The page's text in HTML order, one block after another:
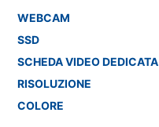
WEBCAM
SSD
SCHEDA VIDEO DEDICATA
RISOLUZIONE
COLORE